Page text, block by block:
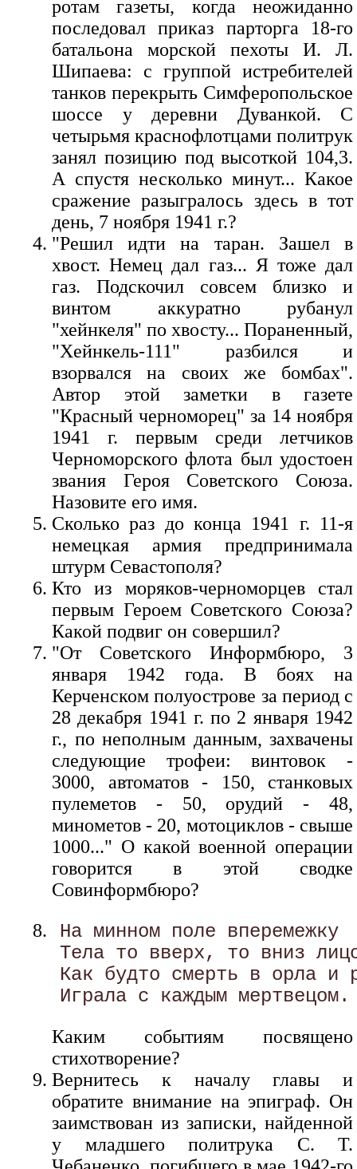
ротам газеты, когда неожиданно
последовал приказ парторга 18-го
батальона морской пехоты И. Л.
Шипаева: с группой истребителей
танков перекрыть Симферопольское
шоссе у деревни Дуванкой. С
четырьмя краснофлотцами политрук
занял позицию под высоткой 104,3.
А спустя несколько минут... Какое
сражение разыгралось здесь в тот
день, 7 ноября 1941 г.?
"Решил идти на таран. Зашел в
хвост. Немец дал газ... Я тоже дал
газ. Подскочил совсем близко и
винтом аккуратно рубанул
"хейнкеля" по хвосту... Пораненный,
"Хейнкель-111" разбился и
взорвался на своих же бомбах".
Автор этой заметки в газете
"Красный черноморец" за 14 ноября
1941 г. первым среди летчиков
Черноморского флота был удостоен
звания Героя Советского Союза.
Назовите его имя.
Сколько раз до конца 1941 г. 11-я
немецкая армия предпринимала
штурм Севастополя?
Кто из моряков-черноморцев стал
первым Героем Советского Союза?
Какой подвиг он совершил?
"От Советского Информбюро, 3
января 1942 года. В боях на
Керченском полуострове за период с
28 декабря 1941 г. по 2 января 1942
г., по неполным данным, захвачены
следующие трофеи: винтовок -
3000, автоматов - 150, станковых
пулеметов - 50, орудий - 48,
минометов - 20, мотоциклов - свыше
1000..." О какой военной операции
говорится в этой сводке
Совинформбюро?
На минном поле вперемежку
Тела то вверх, то вниз
Как будто смерть в орла и
Каким событиям посвящено
стихотворение?
Вернитесь к началу главы и
обратите внимание на эпиграф. Он
заимствован из записки, найденной
у младшего политрука С. Т.